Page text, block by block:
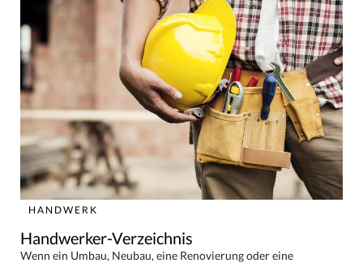
HANDWERK
Handwerker-Verzeichnis
Wenn ein Umbau, Neubau, eine Renovierung oder eine